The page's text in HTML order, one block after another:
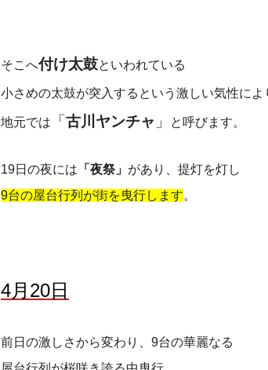
そこへ付け太鼓といわれている
小さめの太鼓が突入するという激しい気性によ
地元では 「 古川ヤンチャ 」 と呼びます。
19日の夜には 「夜祭」 があり、提灯を灯し
9台の屋台行列が街を曳行します。
4月20日
前日の激しさから変わり、9台の華麗なる